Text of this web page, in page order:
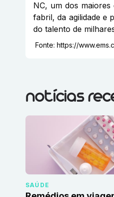
NC, um dos
fabril, da agilidade e
do talento de
Fonte: https://
notícias
SAÚDE